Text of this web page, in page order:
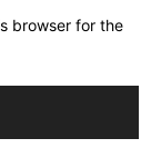
browser for the